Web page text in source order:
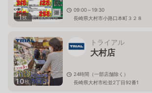
1枚
09:00～19:30
長崎県大村市小路口本町３２８
10枚
トライアル
大村店
24時間（一部店舗除く）
長崎県大村市松並2丁目92番1